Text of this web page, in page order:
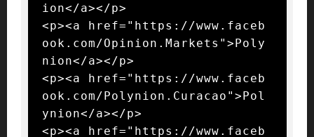
ion</a></p>
<p><a href="https://www.faceb
ook.com/Opinion.Markets">Poly
nion</a></p>
<p><a href="https://www.faceb
ook.com/Polynion.Curacao">Pol
ynion</a></p>
<p><a href="https://www.faceb